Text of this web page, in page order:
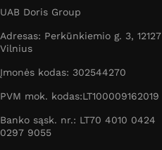
UAB Doris Group
Adresas: Perkūnkiemio g. 3, 12127
Vilnius
Įmonės kodas: 302544270
PVM mok. kodas:LT100009162019
Banko sąsk. nr.: LT70 4010 0424
0297 9055